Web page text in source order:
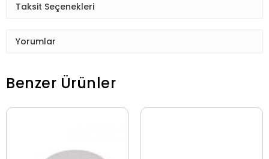
Taksit Seçenekleri
Yorumlar
Benzer Ürünler